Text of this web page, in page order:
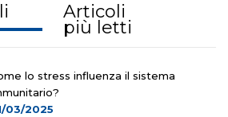
Articoli
più letti
lo stress influenza il sistema
03/2025